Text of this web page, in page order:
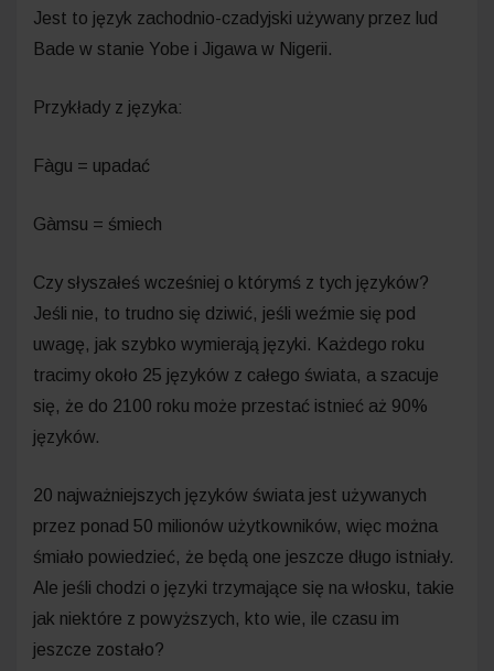
Jest to język zachodnio-czadyjski używany przez lud
Bade w stanie Yobe i Jigawa w Nigerii.
Przykłady z języka:
Fàgu = upadać
Gàmsu = śmiech
Czy słyszałeś wcześniej o którymś z tych języków?
Jeśli nie, to trudno się dziwić, jeśli weźmie się pod
uwagę, jak szybko wymierają języki. Każdego roku
tracimy około 25 języków z całego świata, a szacuje
się, że do 2100 roku może przestać istnieć aż 90%
języków.
20 najważniejszych języków świata jest używanych
przez ponad 50 milionów użytkowników, więc można
śmiało powiedzieć, że będą one jeszcze długo istniały.
Ale jeśli chodzi o języki trzymające się na włosku, takie
jak niektóre z powyższych, kto wie, ile czasu im
jeszcze zostało?